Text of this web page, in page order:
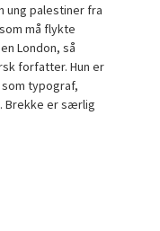
ung palestiner fra
må flykte
London, så
forfatter. Hun er
typograf,
Brekke er særlig